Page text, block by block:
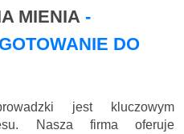
MIENIA -
DO
jest kluczowym
Nasza firma oferuje